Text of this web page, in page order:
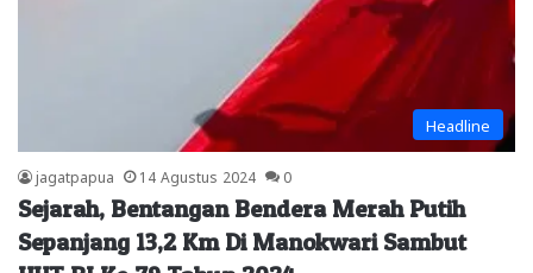
Headline
jagatpapua 14 Agustus 2024 0
Sejarah, Bentangan Bendera Merah Putih
Sepanjang 13,2 Km Di Manokwari Sambut